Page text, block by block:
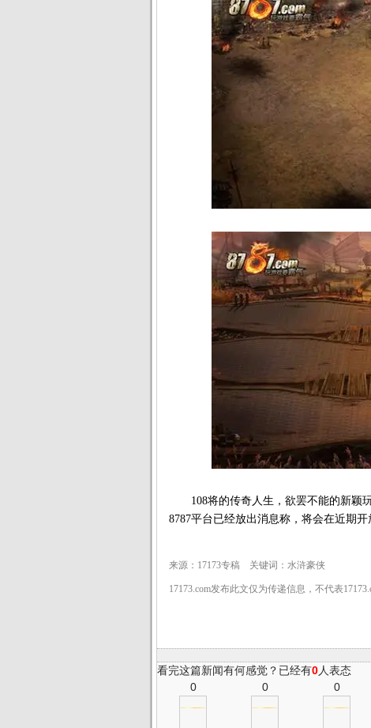
108将的传奇人生，欲罢不能的新颖
8787平台已经放出消息称，将会在近期开
来源：17173专稿 关键词：水浒豪侠
17173.com发布此文仅为传递信息，不代表
看完这篇新闻有何感觉？已经有0人表态
0
0 0